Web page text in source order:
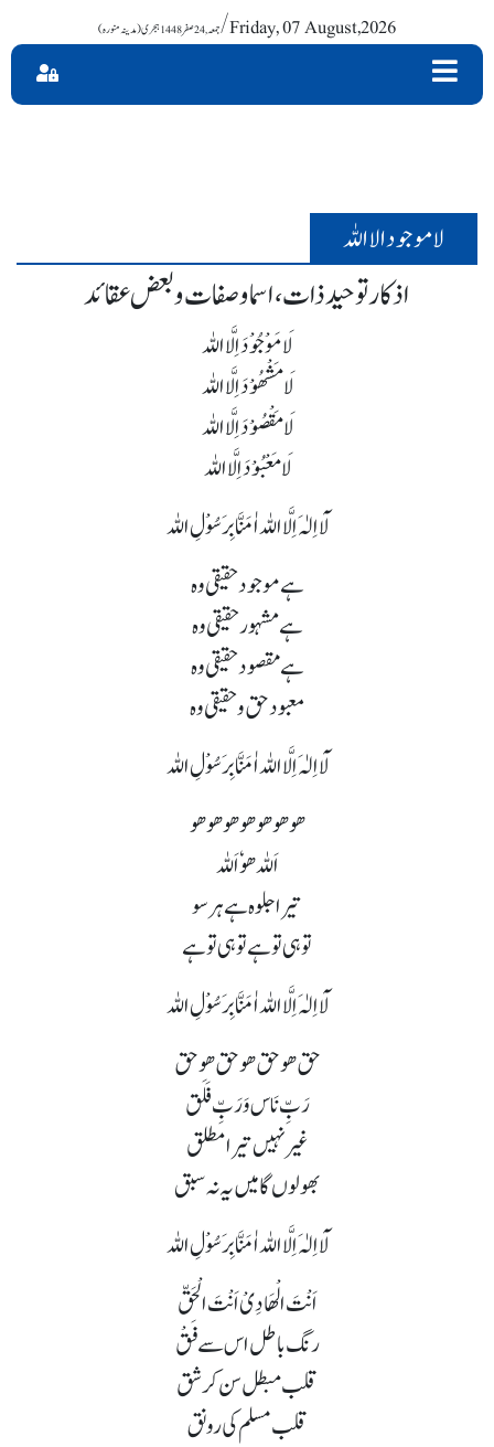
جمعہ , 24 صفر 1448 ہجری (مدینہ منورہ)/ Friday, 07 August,2026
لا موجود الا اللہ
اذکار توحید ذات، اسما و صفات و بعض عقائد
لَا مَوْجُوْدَ اِلَّا اللہ
لَا مَشْھُوْدَ اِلَّا اللہ
لَا مَقْصُوْدَ اِلَّا اللہ
لَا مَعْبُوْدَ اِلَّا اللہ
لَآ اِلٰہَ اِلَّا اللہ اٰمَنَّا بِرَسُوْلِ اللہ
ہے موجود حقیقی وہ
ہے مشہور حقیقی وہ
ہے مقصود حقیقی وہ
معبود حق و حقیقی وہ
لَآ اِلٰہَ اِلَّا اللہ اٰمَنَّا بِرَسُوْلِ اللہ
ھو ھو ھو ھو ھو ھو ھو
اَللہ ھوٗ اَللہ
تیرا جلوہ ہے ہر سو
تو ہی تو ہے تو ہی تو ہے
لَآ اِلٰہَ اِلَّا اللہ اٰمَنَّا بِرَسُوْلِ اللہ
حق ھو حق ھو حق ھو حق
رَبِّ نَاس وَرَبِّ فَلَق
غیر نہیں تیرا مطلق
بھولوں گا میں یہ نہ سبق
لَآ اِلٰہَ اِلَّا اللہ اٰمَنَّا بِرَسُوْلِ اللہ
اَنْتَ الْھَادِیْ اَنْتَ الْحَقّ
رنگ باطل اس سے فَقْ
قلب مبطل سن کر شق
قلب مسلم کی رونق